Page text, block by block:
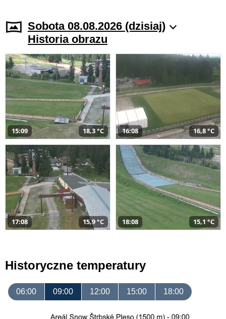
Sobota 08.08.2026 (dzisiaj)
Historia obrazu
15:09 18,3 °C 16:08 16,8 °C
17:08 15,9 °C 18:08 15,1 °C
Historyczne temperatury
06:00 09:00 12:00 15:00 18:00